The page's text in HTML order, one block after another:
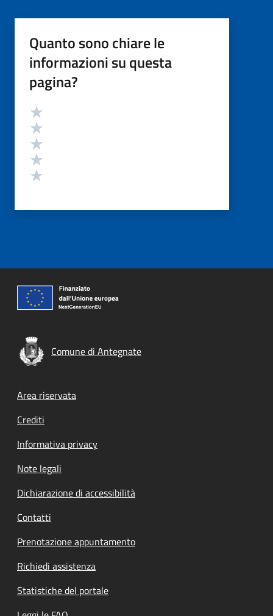
Quanto sono chiare le
informazioni su questa
pagina?
Valutazione
Comune di Antegnate
Footer menu
Area riservata
Crediti
Informativa privacy
Note legali
Dichiarazione di accessibilità
Contatti
Prenotazione appuntamento
Richiedi assistenza
Statistiche del portale